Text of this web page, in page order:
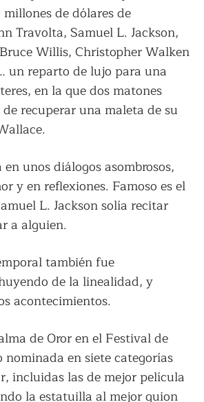
de dólares de
Travolta, Samuel L. Jackson,
Willis, Christopher Walken
un reparto de lujo para una
en la que dos matones
recuperar una maleta de su
en unos diálogos asombrosos,
y en reflexiones. Famoso es el
L. Jackson solía recitar
a alguien.
también fue
de la linealidad, y
acontecimientos.
de Oror en el Festival de
nominada en siete categorías
incluidas las de mejor película
la estatuilla al mejor guion